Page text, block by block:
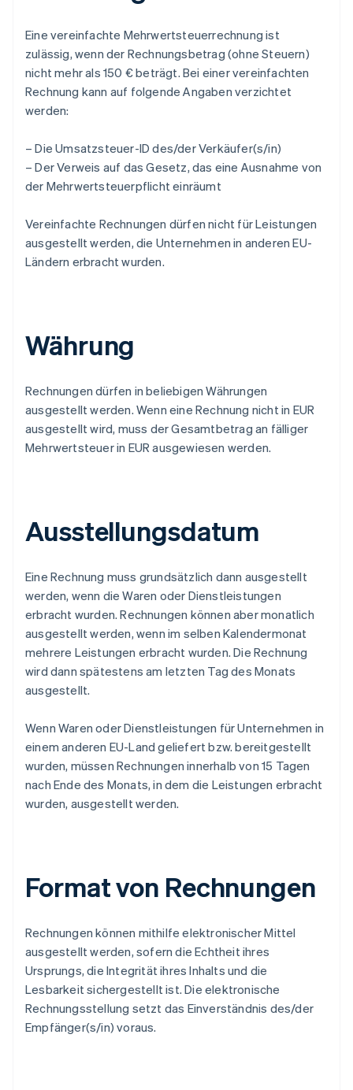
Eine vereinfachte Mehrwertsteuerrechnung ist
zulässig, wenn der Rechnungsbetrag (ohne Steuern)
nicht mehr als 150 € beträgt. Bei einer vereinfachten
Rechnung kann auf folgende Angaben verzichtet
werden:
– Die Umsatzsteuer-ID des/der Verkäufer(s/in)
– Der Verweis auf das Gesetz, das eine Ausnahme von
der Mehrwertsteuerpflicht einräumt
Vereinfachte Rechnungen dürfen nicht für Leistungen
ausgestellt werden, die Unternehmen in anderen EU-
Ländern erbracht wurden.
Währung
Rechnungen dürfen in beliebigen Währungen
ausgestellt werden. Wenn eine Rechnung nicht in EUR
ausgestellt wird, muss der Gesamtbetrag an fälliger
Mehrwertsteuer in EUR ausgewiesen werden.
Ausstellungsdatum
Eine Rechnung muss grundsätzlich dann ausgestellt
werden, wenn die Waren oder Dienstleistungen
erbracht wurden. Rechnungen können aber monatlich
ausgestellt werden, wenn im selben Kalendermonat
mehrere Leistungen erbracht wurden. Die Rechnung
wird dann spätestens am letzten Tag des Monats
ausgestellt.
Wenn Waren oder Dienstleistungen für Unternehmen in
einem anderen EU-Land geliefert bzw. bereitgestellt
wurden, müssen Rechnungen innerhalb von 15 Tagen
nach Ende des Monats, in dem die Leistungen erbracht
wurden, ausgestellt werden.
Format von Rechnungen
Rechnungen können mithilfe elektronischer Mittel
ausgestellt werden, sofern die Echtheit ihres
Ursprungs, die Integrität ihres Inhalts und die
Lesbarkeit sichergestellt ist. Die elektronische
Rechnungsstellung setzt das Einverständnis des/der
Empfänger(s/in) voraus.